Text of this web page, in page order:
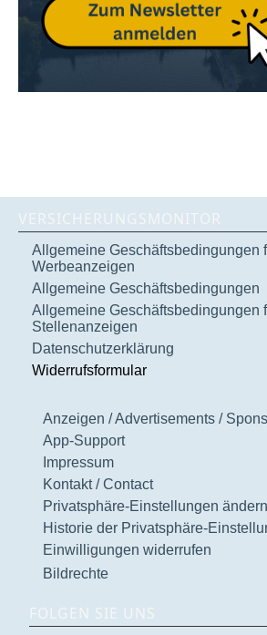
VERSICHERUNGSMONITOR
Allgemeine Geschäftsbedingungen
Werbeanzeigen
Allgemeine Geschäftsbedingungen
Allgemeine Geschäftsbedingungen
Stellenanzeigen
Datenschutzerklärung
Widerrufsformular
Anzeigen / Advertisements /
App-Support
Impressum
Kontakt / Contact
Privatsphäre-Einstellungen ändern
Historie der Privatsphäre-
Einwilligungen widerrufen
Bildrechte
FOLGEN SIE UNS